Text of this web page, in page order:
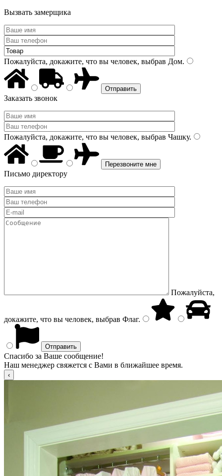
Вызвать замерщика
Пожалуйста, докажите, что вы человек, выбрав Дом.
Заказать звонок
Пожалуйста, докажите, что вы человек, выбрав Чашку.
Письмо директору
Пожалуйста,
докажите, что вы человек, выбрав Флаг.
Спасибо за Ваше сообщение!
Наш менеджер свяжется с Вами в ближайшее время.